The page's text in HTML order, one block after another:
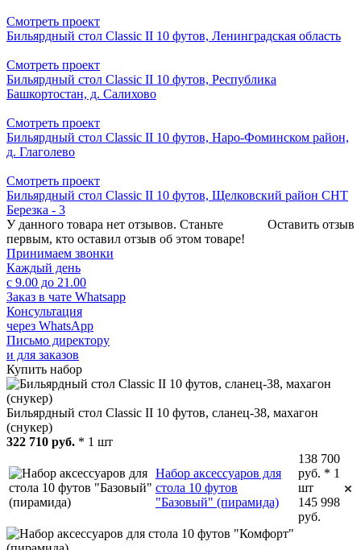
Смотреть проект
Бильярдный стол Classic II 10 футов, Ленинградская область
Смотреть проект
Бильярдный стол Classic II 10 футов, Республика
Башкортостан, д. Салихово
Смотреть проект
Бильярдный стол Classic II 10 футов, Наро-Фоминском район,
д. Глаголево
Смотреть проект
Бильярдный стол Classic II 10 футов, Щелковский район СНТ
Березка - 3
Оставить отзыв
У данного товара нет отзывов. Станьте
первым, кто оставил отзыв об этом товаре!
Принимаем звонки
Каждый день
с 9.00 до 21.00
Заказ в чате Whatsapp
Консультация
через WhatsApp
Письмо директору
и для заказов
Купить набор
Бильярдный стол Classic II 10 футов, сланец-38, махагон
(снукер)
322 710 руб. * 1 шт
Набор аксессуаров для
стола 10 футов
"Базовый" (пирамида)
138 700
руб. * 1
шт
145 998
руб.